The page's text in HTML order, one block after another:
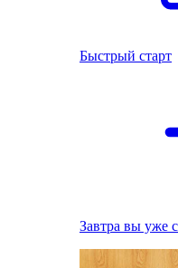
Быстрый старт
Завтра вы уже